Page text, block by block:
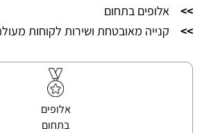
>>
אלופים בתחום
>>
קנייה מאובטחת ושירות לקוחות
אלופים
בתחום